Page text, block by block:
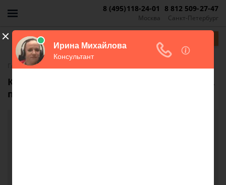
Москва
8 (495)118-24-01
Санкт-Петербург
8 812 509-27-47
Главная-FAQ
Как и где требовать возмещения убытков,
понесенных при ремонте трубы в стене?